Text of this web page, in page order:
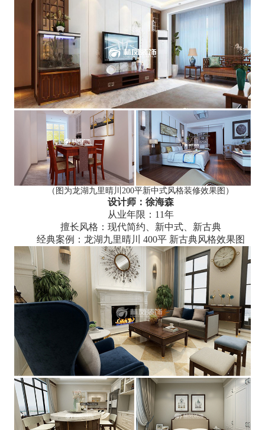
（图为龙湖九里晴川200平新中式风格装修效果图）
设计师：徐海森
从业年限：11年
擅长风格：现代简约、新中式、新古典
经典案例：龙湖九里晴川 400平 新古典风格效果图